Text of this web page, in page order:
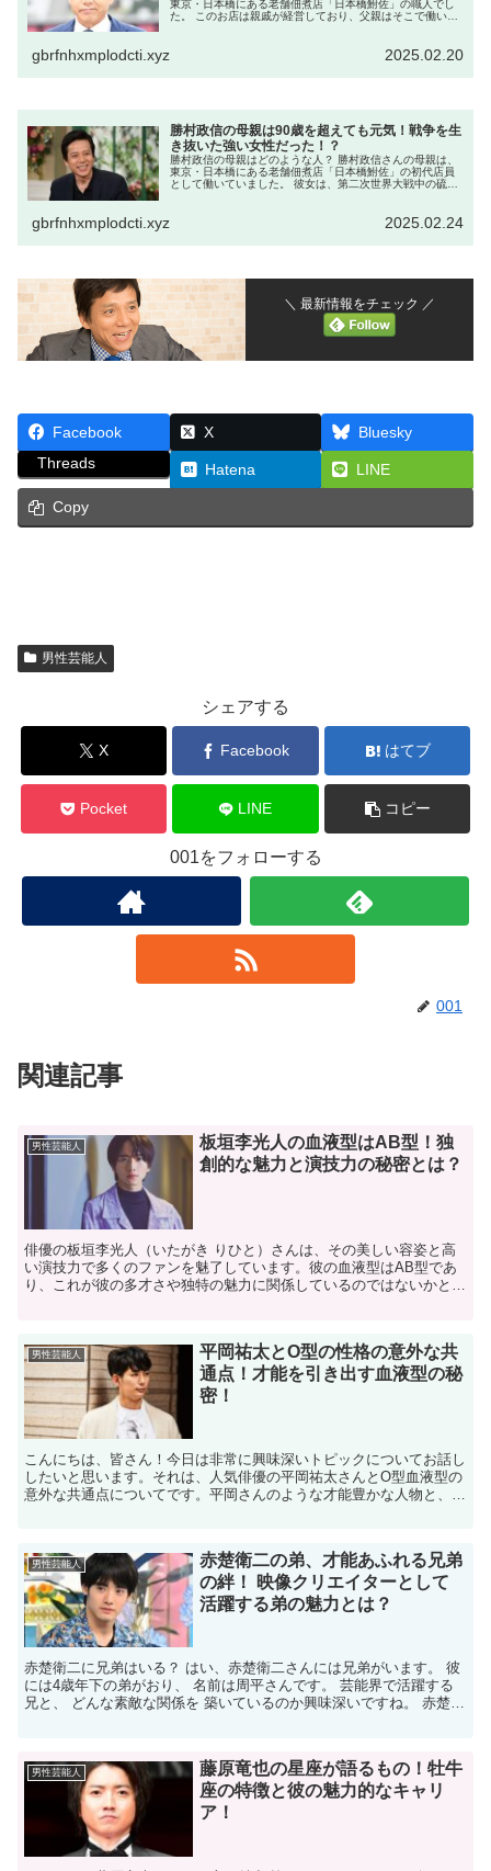
東京・日本橋にある老舗佃煮店「日本橋鮒佐」の職人でし
た。 このお店は親戚が経営しており、父親はそこで働いて
gbrfnhxmplodcti.xyz 2025.02.20
勝村政信の母親は90歳を超えても元気！戦争を生
き抜いた強い女性だった！？
勝村政信の母親はどのような人？ 勝村政信さんの母親は、
東京・日本橋にある老舗佃煮店「日本橋鮒佐」の初代店員
として働いていました。 彼女は、第二次世界大戦中の硫黄
gbrfnhxmplodcti.xyz 2025.02.24
＼ 最新情報をチェック ／
Facebook X
Bluesky
Threads
Hatena LINE
Copy
男性芸能人
シェアする
X Facebook はてブ
Pocket LINE コピー
001をフォローする
001
関連記事
男性芸能人
板垣李光人の血液型はAB型！独
創的な魅力と演技力の秘密とは？
俳優の板垣李光人（いたがき りひと）さんは、その美しい容姿と高
い演技力で多くのファンを魅了しています。彼の血液型はAB型であ
り、これが彼の多才さや独特の魅力に関係しているのではないかと注
男性芸能人
平岡祐太とO型の性格の意外な共
通点！才能を引き出す血液型の秘
密！
こんにちは、皆さん！今日は非常に興味深いトピックについてお話し
したいと思います。それは、人気俳優の平岡祐太さんとO型血液型の
意外な共通点についてです。平岡さんのような才能豊かな人物と、血
男性芸能人
赤楚衛二の弟、才能あふれる兄弟
の絆！ 映像クリエイターとして
活躍する弟の魅力とは？
赤楚衛二に兄弟はいる？ はい、赤楚衛二さんには兄弟がいます。 彼
には4歳年下の弟がおり、 名前は周平さんです。 芸能界で活躍する
兄と、 どんな素敵な関係を 築いているのか興味深いですね。 赤楚衛
男性芸能人
藤原竜也の星座が語るもの！牡牛
座の特徴と彼の魅力的なキャリ
ア！